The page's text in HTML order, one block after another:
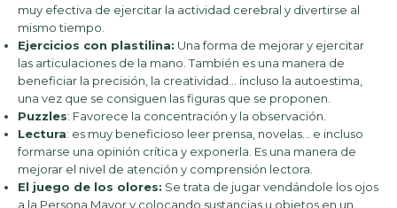
muy efectiva de ejercitar la actividad cerebral y divertirse al
mismo tiempo.
Ejercicios con plastilina: Una forma de mejorar y ejercitar
las articulaciones de la mano. También es una manera de
beneficiar la precisión, la creatividad… incluso la autoestima,
una vez que se consiguen las figuras que se proponen.
Puzzles: Favorece la concentración y la observación.
Lectura: es muy beneficioso leer prensa, novelas… e incluso
formarse una opinión crítica y exponerla. Es una manera de
mejorar el nivel de atención y comprensión lectora.
El juego de los olores: Se trata de jugar vendándole los ojos
a la Persona Mayor y colocando sustancias u objetos en un